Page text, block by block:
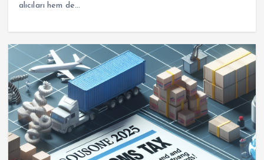
alıcıları hem de…